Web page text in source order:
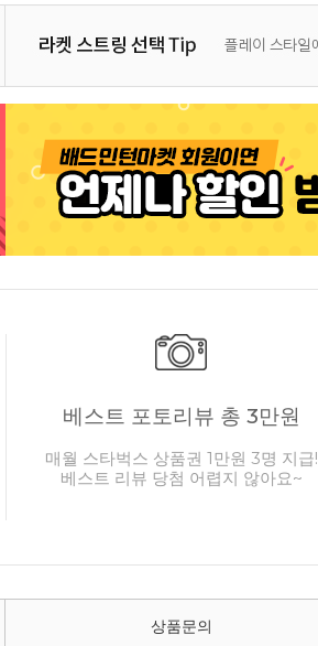
베스트 포토리뷰 총 3만원
매월 스타벅스 상품권 1만원 3명 지급!
베스트 리뷰 당첨 어렵지 않아요~
상품문의